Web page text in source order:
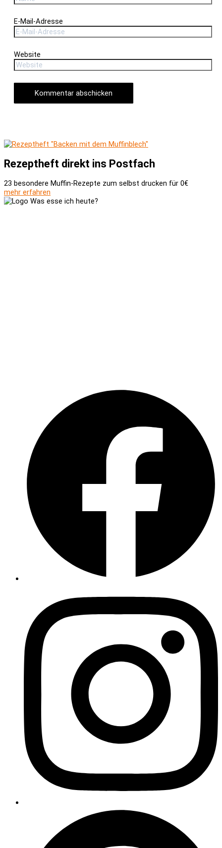
E-Mail-Adresse
Website
Rezeptheft direkt ins Postfach
23 besondere Muffin-Rezepte zum selbst drucken für 0€
mehr erfahren